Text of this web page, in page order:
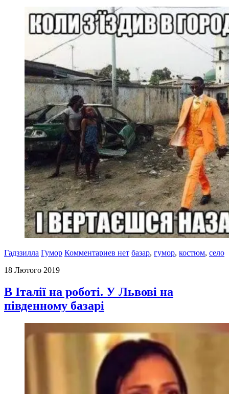
Гадззилла Гумор Комментариев нет базар, гумор, костюм, село
18 Лютого 2019
В Італії на роботі. У Львові на
південному базарі